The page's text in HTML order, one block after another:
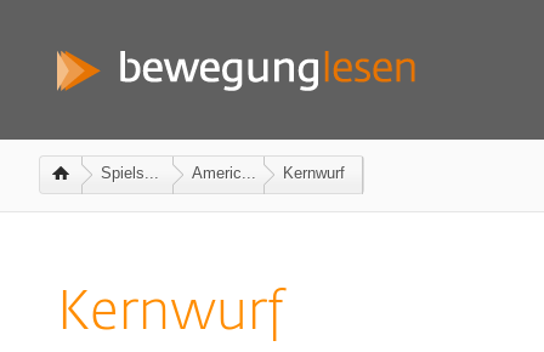
Spiels... Americ... Kernwurf
Kernwurf